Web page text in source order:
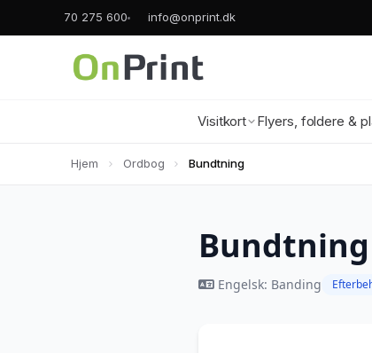
70 275 600 info@onprint.dk
Visitkort Flyers, foldere &
Hjem Ordbog Bundtning
Bundtning
Engelsk: Banding